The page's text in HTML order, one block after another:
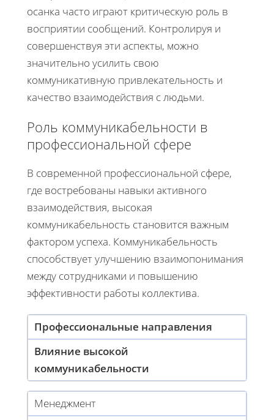
осанка часто играют критическую роль в
восприятии сообщений. Контролируя и
совершенствуя эти аспекты, можно
значительно усилить свою
коммуникативную привлекательность и
качество взаимодействия с людьми.
Роль коммуникабельности в
профессиональной сфере
В современной профессиональной сфере,
где востребованы навыки активного
взаимодействия, высокая
коммуникабельность становится важным
фактором успеха. Коммуникабельность
способствует улучшению взаимопонимания
между сотрудниками и повышению
эффективности работы коллектива.
Профессиональные направления
Влияние высокой
коммуникабельности
Менеджмент